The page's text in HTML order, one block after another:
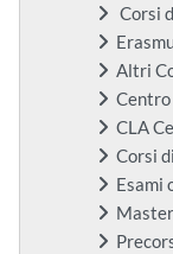
Corsi
Altri
Centro
CLA
Corsi
Esami
Master